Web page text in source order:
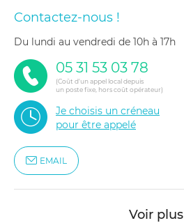
Contactez-nous !
du lundi au vendredi de 10h à 17h
05 31 53 03 78
(Coût d'un appel local depuis
un poste fixe, hors coût opérateur)
Je choisis un créneau
pour être appelé
EMAIL
Voir plus